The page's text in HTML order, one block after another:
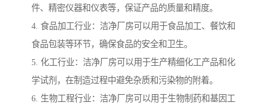
件、精密仪器和仪表等，保证产品的质量和精度。
4. 食品加工行业：洁净厂房可以用于食品加工、餐饮和
食品包装等环节，确保食品的安全和卫生。
5. 化工行业：洁净厂房可以用于生产精细化工产品和化
学试剂，在制造过程中避免杂质和污染物的附着。
6. 生物工程行业：洁净厂房可以用于生物制药和基因工